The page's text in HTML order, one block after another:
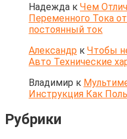
Надежда к Чем
Переменного Тока
постоянный ток
Александр к Чтобы
Авто Технические
Владимир к
Инструкция Как
Рубрики